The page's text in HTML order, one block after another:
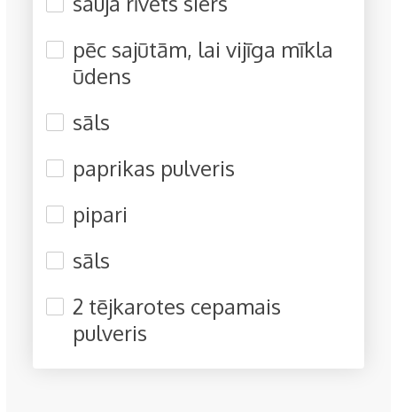
pēc sajūtām, lai vijīga mīkla
ūdens
sāls
paprikas pulveris
pipari
sāls
2 tējkarotes cepamais
pulveris